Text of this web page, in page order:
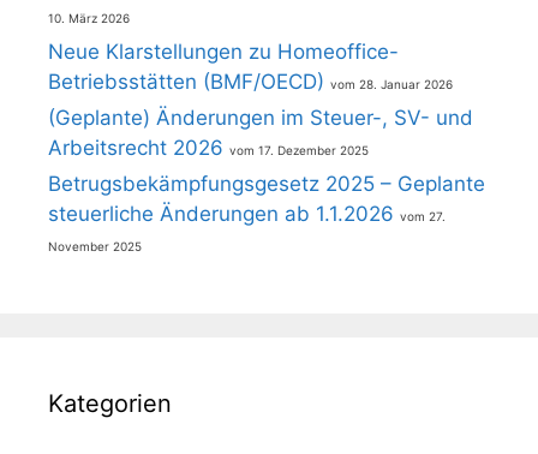
10. März 2026
Neue Klarstellungen zu Homeoffice-
Betriebsstätten (BMF/OECD)
28. Januar 2026
(Geplante) Änderungen im Steuer-, SV- und
Arbeitsrecht 2026
17. Dezember 2025
Betrugsbekämpfungsgesetz 2025 – Geplante
steuerliche Änderungen ab 1.1.2026
27.
November 2025
Kategorien